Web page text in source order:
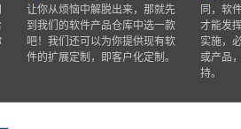
让你从烦恼中解脱出来，那就先
到我们的软件产品仓库中选一款
吧！我们还可以为你提供现有软
件的扩展定制，即客户化定制。
同，软
才能发
实施，
或产品
持。